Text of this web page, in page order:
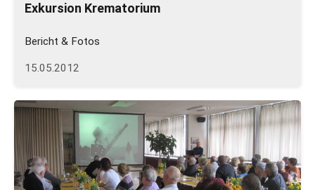
Exkursion Krematorium
Bericht & Fotos
15.05.2012